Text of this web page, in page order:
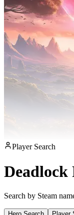
Player Search
Deadlock
Search by Steam